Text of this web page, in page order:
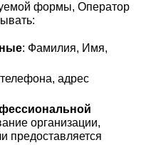
формы, Оператор
: Фамилия, Имя,
адрес
организации,
предоставляется